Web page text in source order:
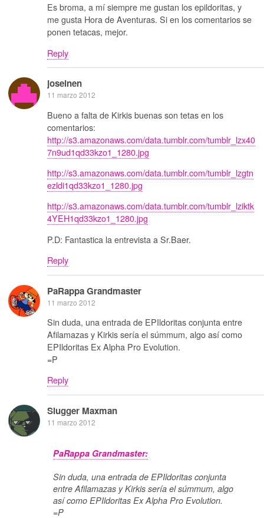
Es broma, a mí siempre me gustan los epildoritas, y
me gusta Hora de Aventuras. Si en los comentarios se
ponen tetacas, mejor.
Reply
joseinen
11 marzo 2012
Bueno a falta de Kirkis buenas son tetas en los
comentarios:
http://s3.amazonaws.com/data.tumblr.com/tumblr_lzx40
7n9ud1qd33kzo1_1280.jpg
http://s3.amazonaws.com/data.tumblr.com/tumblr_lzgtn
ezldi1qd33kzo1_1280.jpg
http://s3.amazonaws.com/data.tumblr.com/tumblr_lziktk
4YEH1qd33kzo1_1280.jpg
P.D: Fantastica la entrevista a Sr.Baer.
Reply
PaRappa Grandmaster
11 marzo 2012
Sin duda, una entrada de EPIldoritas conjunta entre
Afilamazas y Kirkis sería el súmmum, algo así como
EPIldoritas Ex Alpha Pro Evolution.
=P
Reply
Slugger Maxman
11 marzo 2012
PaRappa Grandmaster:
Sin duda, una entrada de EPIldoritas conjunta
entre Afilamazas y Kirkis sería el súmmum, algo
así como EPIldoritas Ex Alpha Pro Evolution.
=P